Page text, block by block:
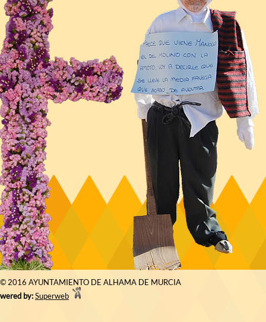
© 2016 AYUNTAMIENTO DE ALHAMA DE MURCIA
by:Superweb